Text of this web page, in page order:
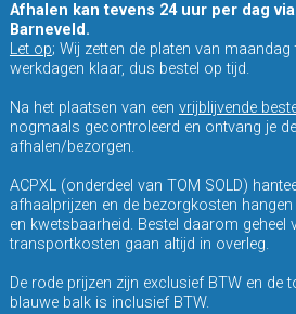
Afhalen kan tevens 24 uur per dag
Barneveld.
Let op; Wij zetten de platen van
werkdagen klaar, dus bestel op tijd.
Na het plaatsen van een vrijblijvende
nogmaals gecontroleerd en ontvang je
afhalen/bezorgen.
ACPXL (onderdeel van TOM SOLD)
afhaalprijzen en de bezorgkosten
en kwetsbaarheid. Bestel daarom geheel
transportkosten gaan altijd in overleg.
De rode prijzen zijn exclusief BTW en de
blauwe balk is inclusief BTW.